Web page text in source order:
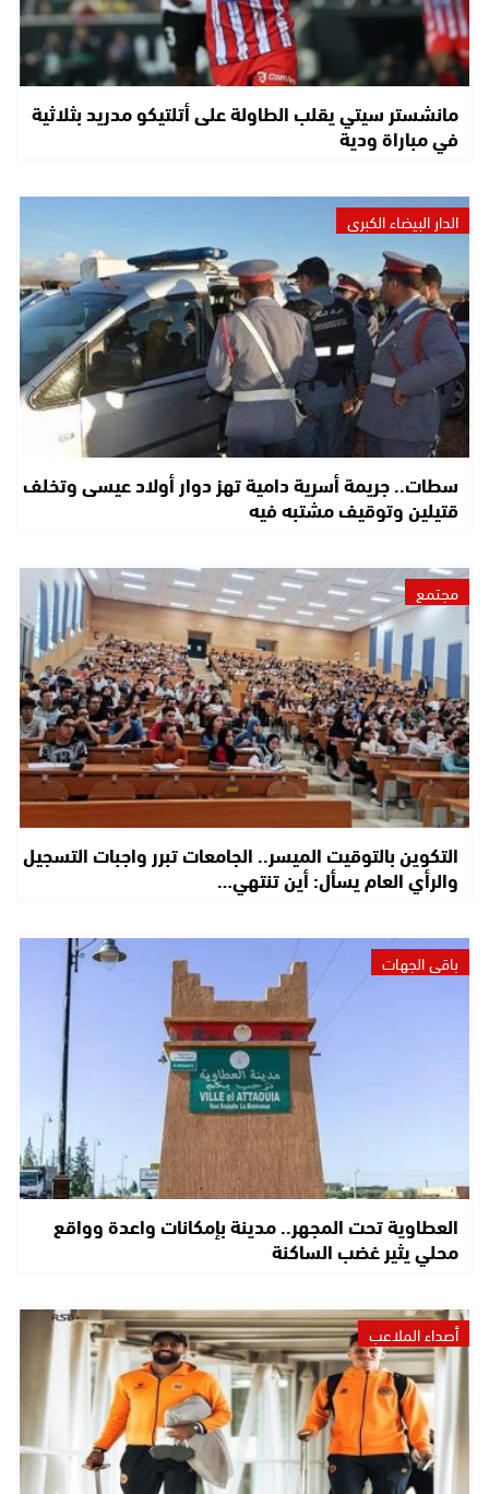
مانشستر سيتي يقلب الطاولة على أتلتيكو مدريد بثلاثية
في مباراة ودية
الدار البيضاء الكبرى
سطات.. جريمة أسرية دامية تهز دوار أولاد عيسى وتخلف
قتيلين وتوقيف مشتبه فيه
مجتمع
التكوين بالتوقيت الميسر.. الجامعات تبرر واجبات التسجيل
والرأي العام يسأل: أين تنتهي…
باقي الجهات
العطاوية تحت المجهر.. مدينة بإمكانات واعدة وواقع
محلي يثير غضب الساكنة
أصداء الملاعب